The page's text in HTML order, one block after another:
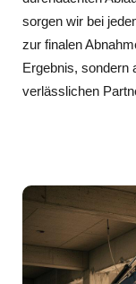
sorgen wir bei
zur finalen
Ergebnis, sondern
verlässlichen